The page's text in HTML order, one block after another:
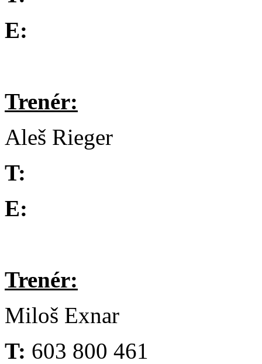
E:
Trenér:
Aleš Rieger
T:
E:
Trenér:
Miloš Exnar
T: 603 800 461